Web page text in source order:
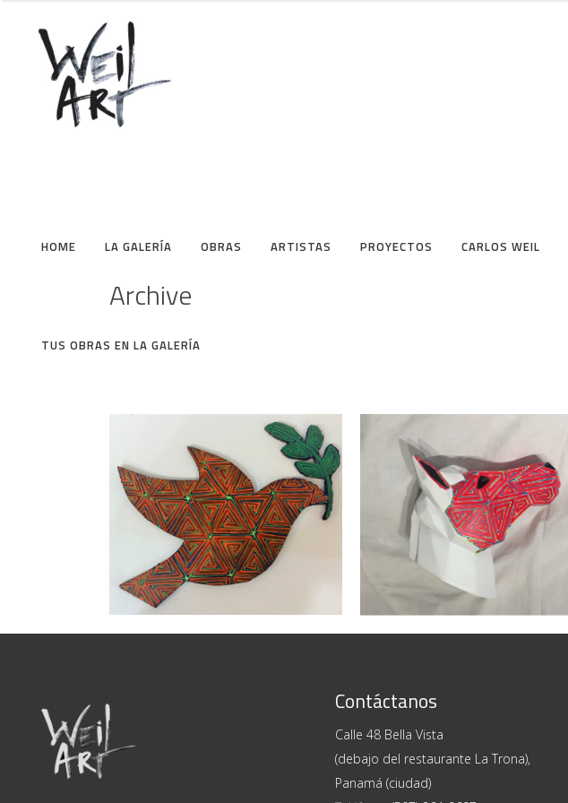
HOME LA GALERÍA OBRAS ARTISTAS PROYECTOS CARLOS WEIL
TUS OBRAS EN LA GALERÍA
Archive
de Mola
ARTE DECORATIVO ARTESANÍAS/
CURIOSIDADES/IDIELGO PEREZ
CURIOSIDADES
PINTURAS
Contáctanos
Calle 48 Bella Vista
(debajo del restaurante La Trona),
Panamá (ciudad)